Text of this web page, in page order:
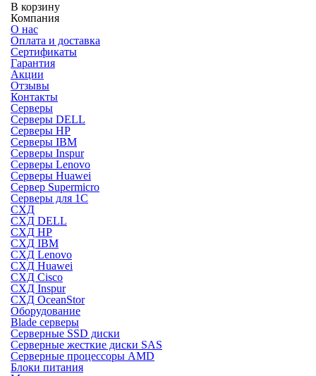
В корзину
Компания
О нас
Оплата и доставка
Сертификаты
Гарантия
Акции
Отзывы
Контакты
Серверы
Серверы DELL
Серверы HP
Серверы IBM
Серверы Inspur
Серверы Lenovo
Серверы Huawei
Сервер Supermicro
Серверы для 1C
СХД
СХД DELL
СХД HP
СХД IBM
СХД Lenovo
СХД Huawei
СХД Cisco
СХД Inspur
СХД OceanStor
Оборудование
Blade серверы
Серверные SSD диски
Cерверные жесткие диски SAS
Серверные процессоры AMD
Блоки питания